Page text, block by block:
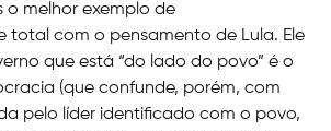
o melhor exemplo de
total com o pensamento de Lula. Ele
que está “do lado do povo” é o
(que confunde, porém, com
pelo líder identificado com o povo,